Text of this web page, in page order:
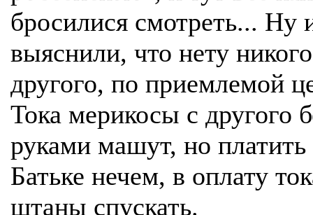
бросилися смотреть... Ну
выяснили, что нету никого
другого, по приемлемой
Тока мерикосы с другого
руками машут, но
Батьке нечем, в оплату
штаны спускать.